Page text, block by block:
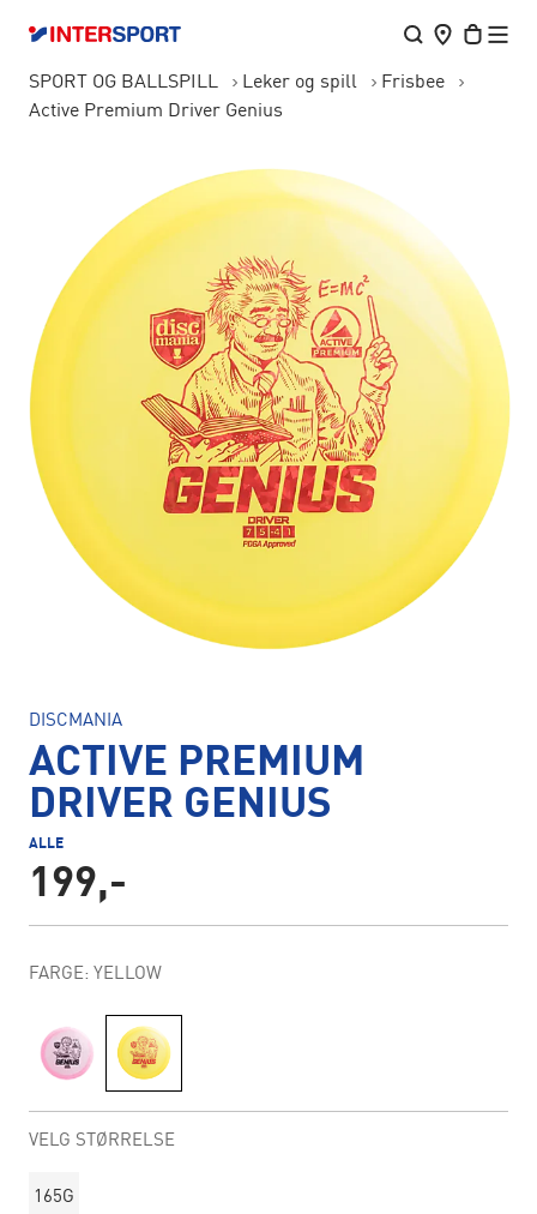
SPORT OG BALLSPILL Leker og spill
Frisbee
Active Premium Driver Genius
DISCMANIA
ACTIVE PREMIUM
DRIVER GENIUS
ALLE
199,-
FARGE: YELLOW
VELG STØRRELSE
165G